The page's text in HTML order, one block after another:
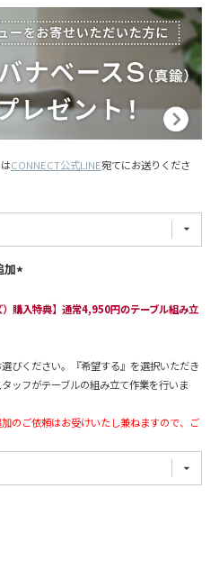
CONNECT公式LINE宛てにお送りくださ
加
）購入特典】通常4,950円のテーブル組み立
びください。『希望する』を選択いただき
ッフがテーブルの組み立て作業を行いま
のご依頼はお受けいたし兼ねますので、ご